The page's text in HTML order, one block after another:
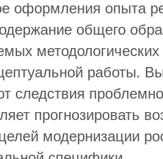
оформления опыта
общего
методологических
работы.
следствия
прогнозировать
модернизации